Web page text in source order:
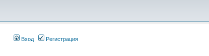
Вход Регистрация